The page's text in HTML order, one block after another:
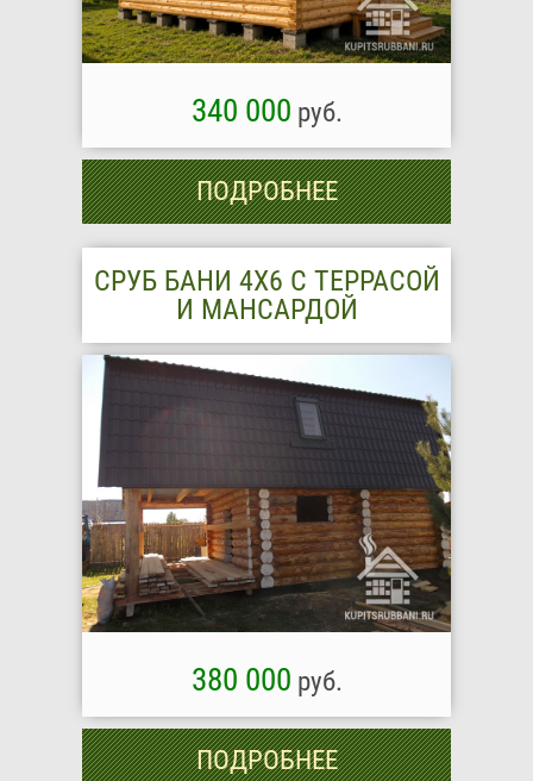
340 000 руб.
ПОДРОБНЕЕ
СРУБ БАНИ 4Х6 С ТЕРРАСОЙ
И МАНСАРДОЙ
380 000 руб.
ПОДРОБНЕЕ